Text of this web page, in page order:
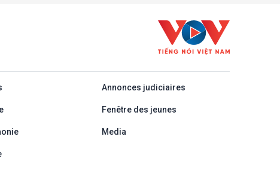
Annonces judiciaires
Fenêtre des jeunes
Media